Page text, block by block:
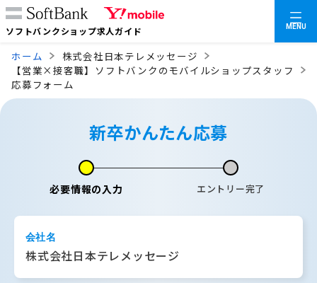
ソフトバンクショップ求人ガイド MENU
ホーム
株式会社日本テレメッセージ
【営業×接客職】ソフトバンクのモバイルショップスタッフ
応募フォーム
新卒かんたん応募
必要情報の入力 エントリー完了
会社名
株式会社日本テレメッセージ